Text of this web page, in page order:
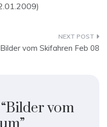
Bilder vom Skifahren Feb 08
Bilder vom